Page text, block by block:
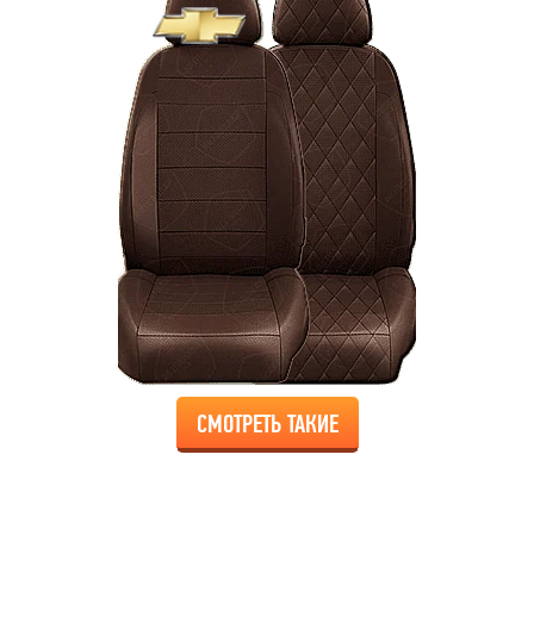
СМОТРЕТЬ ТАКИЕ